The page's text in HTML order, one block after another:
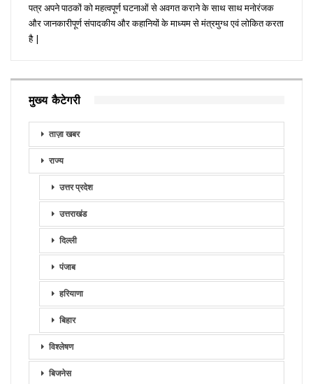
पत्र अपने पाठकों को महत्वपूर्ण घटनाओं से अवगत कराने के साथ साथ मनोरंजक
और जानकारीपूर्ण संपादकीय और कहानियों के माध्यम से मंत्रमुग्ध एवं लोकित करता
है |
मुख्य कैटेगरी
ताज़ा खबर
राज्य
उत्तर प्रदेश
उत्तराखंड
दिल्ली
पंजाब
हरियाणा
बिहार
विश्लेषण
बिजनेस